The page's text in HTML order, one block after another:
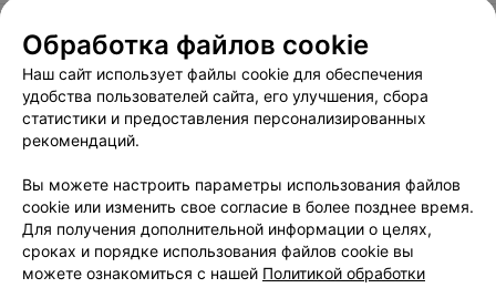
О проекте Новости проекта
Размещение рекламы
Вакансии
Публичный договор
Способы оплаты
Публичный договор по использованию сервиса
Пользовательское соглашение
Написать в поддержку
Связаться по вопросам сотрудничества
Обработка файлов cookie
Наш сайт использует файлы cookie для обеспечения
удобства пользователей сайта, его улучшения, сбора
статистики и предоставления персонализированных
рекомендаций.
Вы можете настроить параметры использования файлов
cookie или изменить свое согласие в более позднее время.
Для получения дополнительной информации о целях,
сроках и порядке использования файлов cookie вы
можете ознакомиться с нашей Политикой обработки